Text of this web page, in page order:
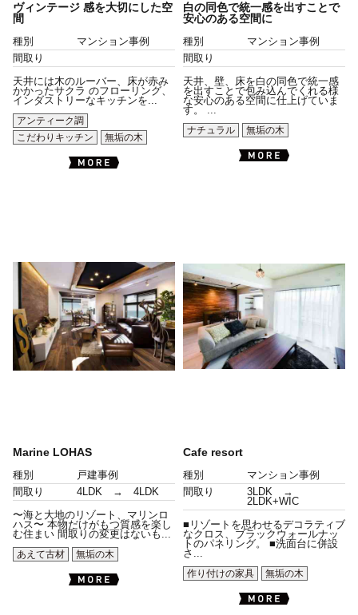
ヴィンテージ 感を大切にした空
間
種別
マンション事例
間取り
天井には木のルーバー、床が赤み
かかったサクラ のフローリング、
インダストリーなキッチンを...
アンティーク調
こだわりキッチン
無垢の木
白の同色で統一感を出すことで
安心のある空間に
種別
マンション事例
間取り
天井、壁、床を白の同色で統一感
を出すことで包み込んでくれる様
な安心のある空間に仕上げていま
す。 ...
ナチュラル
無垢の木
Marine LOHAS
種別
戸建事例
間取り
4LDK → 4LDK
〜海と大地のリゾート、マリンロ
ハス〜 本物だけがもつ質感を楽し
む住まい 間取りの変更はないも...
あえて古材
無垢の木
Cafe resort
種別
マンション事例
間取り
3LDK →
2LDK+WIC
■リゾートを思わせるデコラティブ
なクロス、ブラックウォールナッ
トのパネリング。 ■洗面台に併設
さ...
作り付けの家具
無垢の木